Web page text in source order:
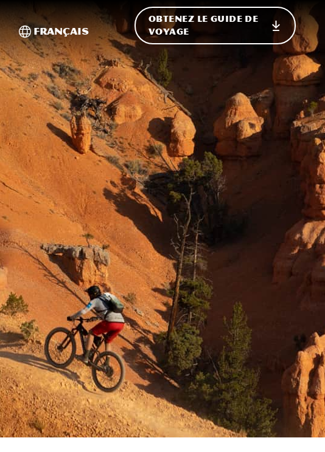
sur le site
Basculer vers l'international
Français
OBTENEZ LE GUIDE DE
VOYAGE